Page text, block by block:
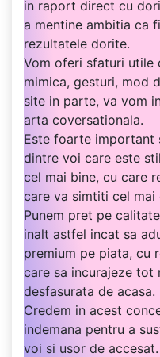
in raport direct cu
a mentine ambitia ca
rezultatele dorite.
Vom oferi sfaturi utile
mimica, gesturi, mod
site in parte, va vom
arta coversationala.
Este foarte important
dintre voi care este
cel mai bine, cu care
care va simtiti cel
Punem pret pe
inalt astfel incat sa
premium pe piata, cu
care sa incurajeze tot
desfasurata de acasa.
Credem in acest
indemana pentru a
voi si usor de accesat.